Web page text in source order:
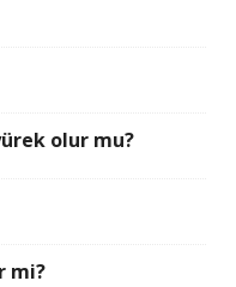
olur mu?
mi?